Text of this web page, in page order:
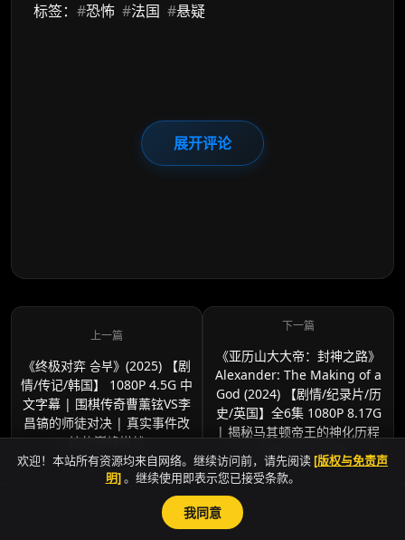
标签： #恐怖 #法国 #悬疑
展开评论
《终极对弈 승부》(2025) 【剧
情/传记/韩国】 1080P 4.5G 中
文字幕 | 围棋传奇曹薰铉VS李
昌镐的师徒对决 | 真实事件改
编的巅峰棋战
《亚历山大大帝：封神之路》
Alexander: The Making of a
God (2024) 【剧情/纪录片/历
史/英国】全6集 1080P 8.17G
| 揭秘马其顿帝王的神化历程
| 最新历史纪录片
sitemap
欢迎！本站所有资源均来自网络。继续访问前，请先阅读 [版权与免责声
明]。继续使用即表示您已接受条款。
我同意